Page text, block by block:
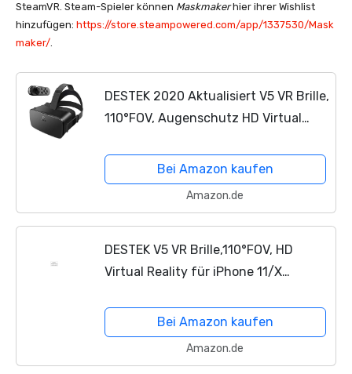
SteamVR. Steam-Spieler können Maskmakerhier ihrer Wishlist
hinzufügen: https://store.steampowered.com/app/1337530/Mask
maker/.
DESTEK 2020 Aktualisiert V5 VR Brille,
110°FOV, Augenschutz HD Virtual
für iPhone
12/11/X/Xs/Max/8P/7P/8/7,
Bei Amazon kaufen
Amazon.de
DESTEK V5 VR Brille,110°FOV, HD
Virtual Reality für iPhone 11/X
Plus/6s Plus, für Samsung
S10/S10e/S10 Plus/Note 9/Note
Bei Amazon kaufen
Amazon.de